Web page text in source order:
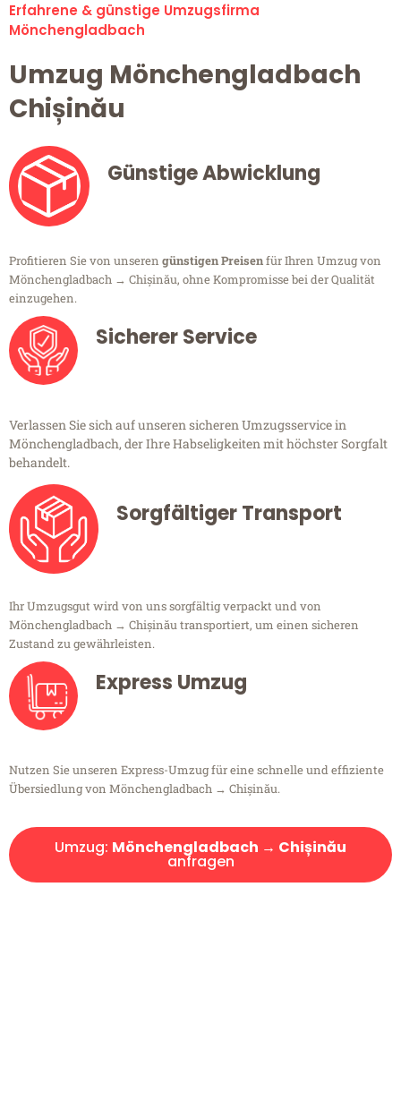
Erfahrene & günstige Umzugsfirma
Mönchengladbach
Umzug Mönchengladbach
Chișinău
Günstige Abwicklung
Profitieren Sie von unseren günstigen Preisenfür Ihren Umzug von
Mönchengladbach → Chișinău, ohne Kompromisse bei der Qualität
einzugehen.
Sicherer Service
Verlassen Sie sich auf unseren sicheren Umzugsservice in
Mönchengladbach, der Ihre Habseligkeiten mit höchster Sorgfalt
behandelt.
Sorgfältiger Transport
Ihr Umzugsgut wird von uns sorgfältig verpackt und von
Mönchengladbach → Chișinău transportiert, um einen sicheren
Zustand zu gewährleisten.
Express Umzug
Nutzen Sie unseren Express-Umzug für eine schnelle und effiziente
Übersiedlung von Mönchengladbach → Chișinău.
Umzug: Mönchengladbach → Chișinău
anfragen